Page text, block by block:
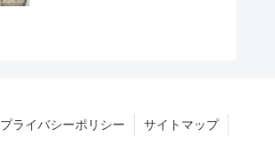
プライバシーポリシー サイトマップ